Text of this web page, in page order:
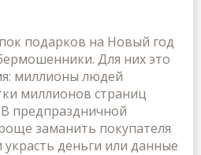
подарков на Новый год
Для них это
миллионы людей
миллионов страниц
предпраздничной
заманить покупателя
деньги или данные